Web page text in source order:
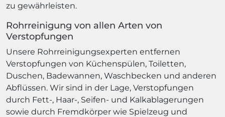
zu gewährleisten.
Rohrreinigung von allen Arten von
Verstopfungen
Unsere Rohrreinigungsexperten entfernen
Verstopfungen von Küchenspülen, Toiletten,
Duschen, Badewannen, Waschbecken und anderen
Abflüssen. Wir sind in der Lage, Verstopfungen
durch Fett-, Haar-, Seifen- und Kalkablagerungen
sowie durch Fremdkörper wie Spielzeug und